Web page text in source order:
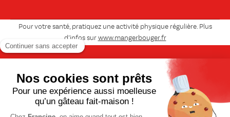
Pour votre santé, pratiquez une activité physique régulière. Plus
d’infos sur www.mangerbouger.fr